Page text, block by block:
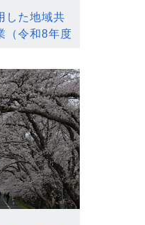
した地域共
（令和8年度